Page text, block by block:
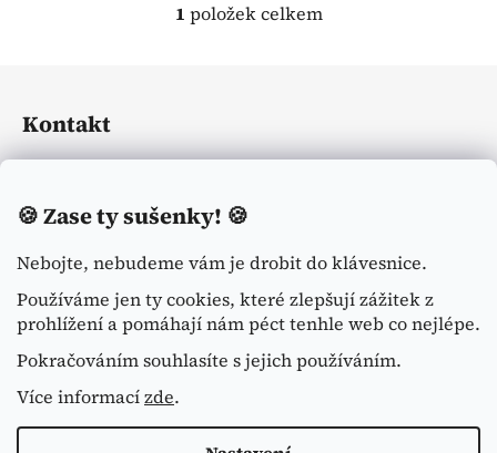
🍪Zase ty sušenky! 🍪
Nebojte, nebudeme vám je drobit do klávesnice.
Používáme jen ty cookies, které zlepšují zážitek z
prohlížení a pomáhají nám péct tenhle web co nejlépe.
Pokračováním souhlasíte s jejich používáním.
Více informacízde.
O
a
p
v
k
y
v
ý
s
1 položek celkem
a
Kontakt
+420774113371